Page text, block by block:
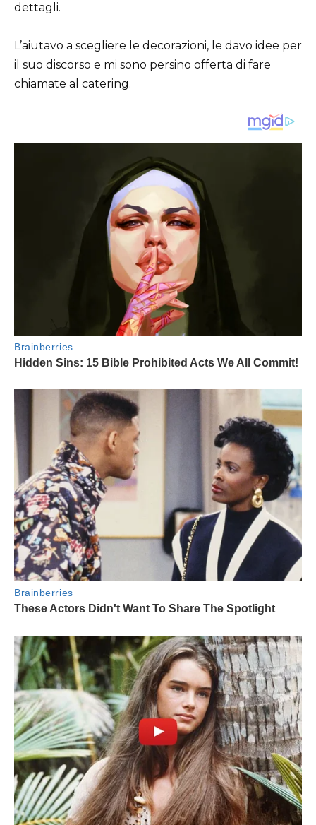
dettagli.
L’aiutavo a scegliere le decorazioni, le davo idee per
il suo discorso e mi sono persino offerta di fare
chiamate al catering.